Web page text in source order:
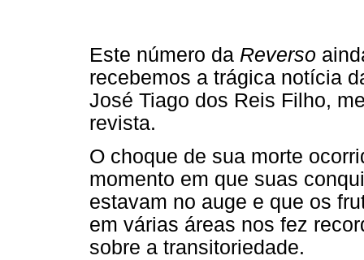
Este número da Reverso
recebemos a trágica notícia
José Tiago dos Reis Filho,
revista.
O choque de sua morte
momento em que suas
estavam no auge e que os
em várias áreas nos fez
sobre a transitoriedade.